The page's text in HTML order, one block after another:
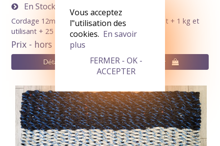
En Stock
Cordage 12mm Vert Pastel nuances noir. Pesant + 1 kg et
utilisant + 25 m de corde.
Prix - hors livraison
Vous acceptez
l"utilisation des
cookies. En savoir
plus
FERMER - OK -
ACCEPTER